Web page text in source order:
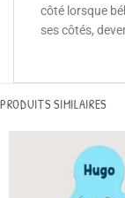
côté lorsque
ses côtés,
PRODUITS SIMILAIRES